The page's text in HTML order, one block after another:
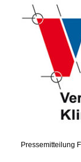
Pressemitteilung